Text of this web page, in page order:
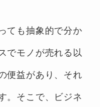
ても抽象的で分か
でモノが売れる以
便益があり、それ
。そこで、ビジネ